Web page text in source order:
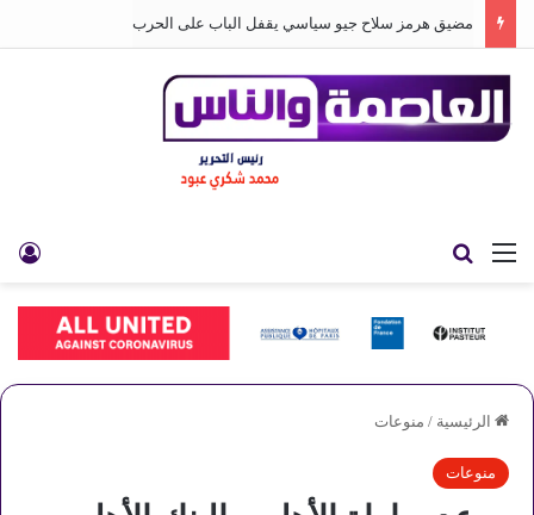
مضيق هرمز سلاح جيو سياسي يقفل الباب على الحرب
القائمة
الرئيسية / منوعات
منوعات